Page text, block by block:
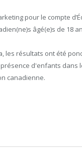
pour le compte
âgé(e)s de 18
les résultats ont été
d'enfants
canadienne.